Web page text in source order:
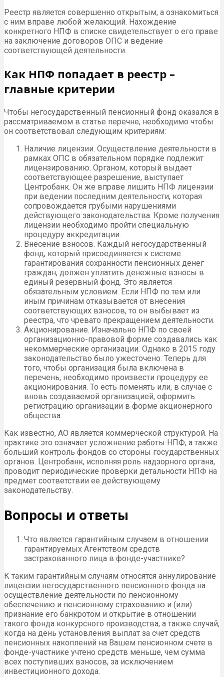
Реестр является совершенно открытым, а ознакомиться
с ним вправе любой желающий. Нахождение
конкретного НПФ в списке свидетельствует о его праве
на заключение договоров ОПС и ведение
соответствующей деятельности.
Как НПФ попадает в реестр –
главные критерии
Чтобы негосударственный пенсионный фонд оказался в
рассматриваемом в статье перечне, необходимо чтобы
он соответствовал следующим критериям:
Наличие лицензии. Осуществление деятельности в
рамках ОПС в обязательном порядке подлежит
лицензированию. Органом, который выдает
соответствующее разрешение, выступает
Центробанк. Он же вправе лишить НПФ лицензии
при ведении последним деятельности, которая
сопровождается грубыми нарушениями
действующего законодательства. Кроме получения
лицензии необходимо пройти специальную
процедуру аккредитации.
Внесение взносов. Каждый негосударственный
фонд, который присоединяется к системе
гарантирования сохранности пенсионных денег
граждан, должен уплатить денежные взносы в
единый резервный фонд. Это является
обязательным условием. Если НПФ по тем или
иным причинам отказывается от внесения
соответствующих взносов, то он выбывает из
реестра, что чревато прекращением деятельности.
Акционирование. Изначально НПФ по своей
организационно-правовой форме создавались как
некоммерческие организации. Однако в 2015 году
законодательство было ужесточено. Теперь для
того, чтобы организация была включена в
перечень, необходимо произвести процедуру ее
акционирования. То есть поменять или, в случае с
вновь создаваемой организацией, оформить
регистрацию организации в форме акционерного
общества.
Как известно, АО является коммерческой структурой. На
практике это означает усложнение работы НПФ, а также
больший контроль фондов со стороны государственных
органов. Центробанк, исполняя роль надзорного органа,
проводит периодические проверки детальности НПФ на
предмет соответствии ее действующему
законодательству.
Вопросы и ответы
Что является гарантийным случаем в отношении
гарантируемых Агентством средств
застрахованного лица в фонде-участнике?
К таким гарантийным случаям относятся аннулирование
лицензии негосударственного пенсионного фонда на
осуществление деятельности по пенсионному
обеспечению и пенсионному страхованию и (или)
признание его банкротом и открытие в отношении
такого фонда конкурсного производства, а также случай,
когда на день установления выплат за счет средств
пенсионных накоплений на Вашем пенсионном счете в
фонде-участнике учтено средств меньше, чем сумма
всех поступивших взносов, за исключением
инвестиционного дохода.